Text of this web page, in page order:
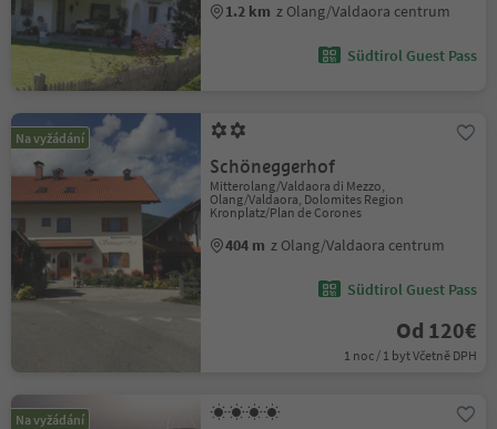
1.2 km z Olang/Valdaora centrum
Südtirol Guest Pass
Na vyžádání
Schöneggerhof
Mitterolang/Valdaora di Mezzo,
Olang/Valdaora, Dolomites Region
Kronplatz/Plan de Corones
404 m z Olang/Valdaora centrum
Südtirol Guest Pass
Od 120€
1 noc / 1 byt Včetně DPH
Na vyžádání